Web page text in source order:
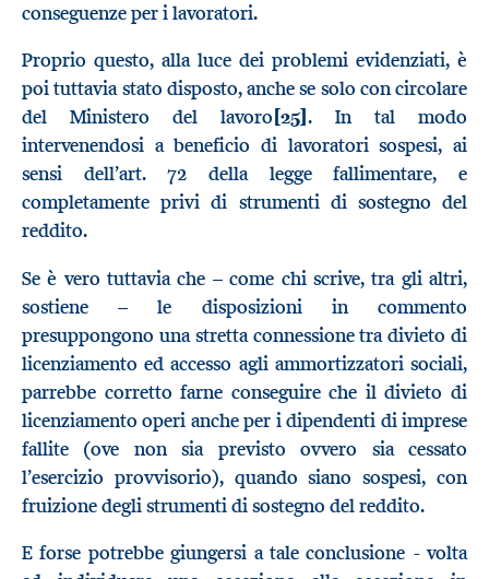
conseguenze per i lavoratori.
Proprio questo, alla luce dei problemi evidenziati, è
poi tuttavia stato disposto, anche se solo con circolare
del Ministero del lavoro [25]. In tal modo
intervenendosi a beneficio di lavoratori sospesi, ai
sensi dell’art. 72 della legge fallimentare, e
completamente privi di strumenti di sostegno del
reddito.
Se è vero tuttavia che – come chi scrive, tra gli altri,
sostiene – le disposizioni in commento
presuppongono una stretta connessione tra divieto di
licenziamento ed accesso agli ammortizzatori sociali,
parrebbe corretto farne conseguire che il divieto di
licenziamento operi anche per i dipendenti di imprese
fallite (ove non sia previsto ovvero sia cessato
l’esercizio provvisorio), quando siano sospesi, con
fruizione degli strumenti di sostegno del reddito.
E forse potrebbe giungersi a tale conclusione - volta